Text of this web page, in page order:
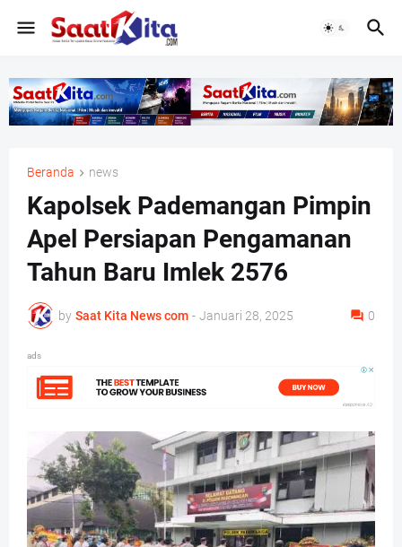
Beranda news
Kapolsek Pademangan Pimpin
Apel Persiapan Pengamanan
Tahun Baru Imlek 2576
by Saat Kita News com - Januari 28, 2025 0
ads